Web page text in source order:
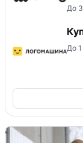
До
До 1